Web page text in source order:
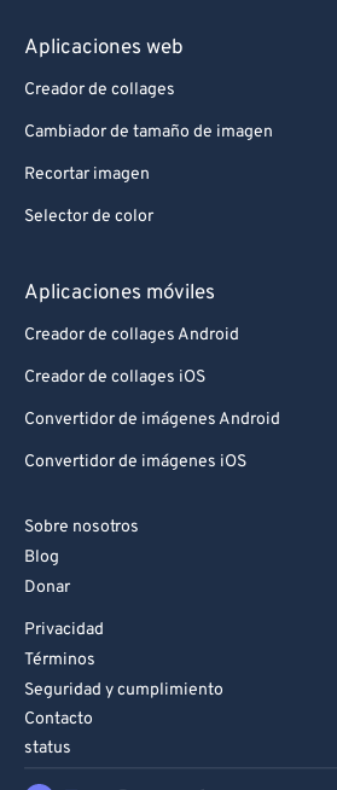
Aplicaciones web
Creador de collages
Cambiador de tamaño de imagen
Recortar imagen
Selector de color
Aplicaciones móviles
Creador de collages Android
Creador de collages iOS
Convertidor de imágenes Android
Convertidor de imágenes iOS
Sobre nosotros
Blog
Donar
Privacidad
Términos
Seguridad y cumplimiento
Contacto
status